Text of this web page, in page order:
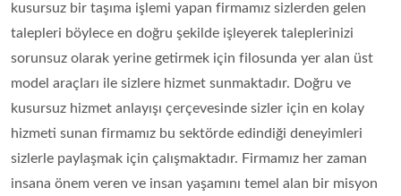
kusursuz bir taşıma işlemi yapan firmamız sizlerden gelen
talepleri böylece en doğru şekilde işleyerek taleplerinizi
sorunsuz olarak yerine getirmek için filosunda yer alan üst
model araçları ile sizlere hizmet sunmaktadır. Doğru ve
kusursuz hizmet anlayışı çerçevesinde sizler için en kolay
hizmeti sunan firmamız bu sektörde edindiği deneyimleri
sizlerle paylaşmak için çalışmaktadır. Firmamız her zaman
insana önem veren ve insan yaşamını temel alan bir misyon